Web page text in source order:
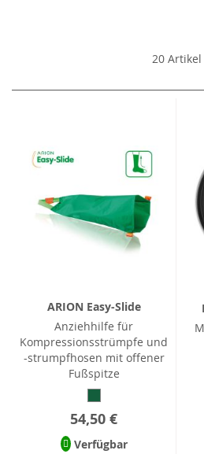
20Artikel
ARION Easy-Slide
Anziehhilfe für
Kompressionsstrümpfe und
-strumpfhosen mit offener
Fußspitze
54,50 €
Verfügbar